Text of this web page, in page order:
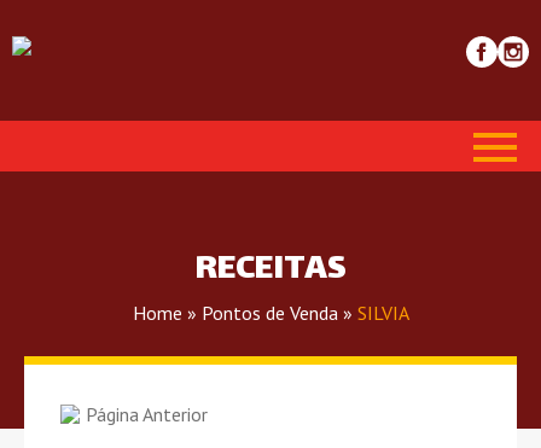
RECEITAS
Home » Pontos de Venda » SILVIA
Página Anterior